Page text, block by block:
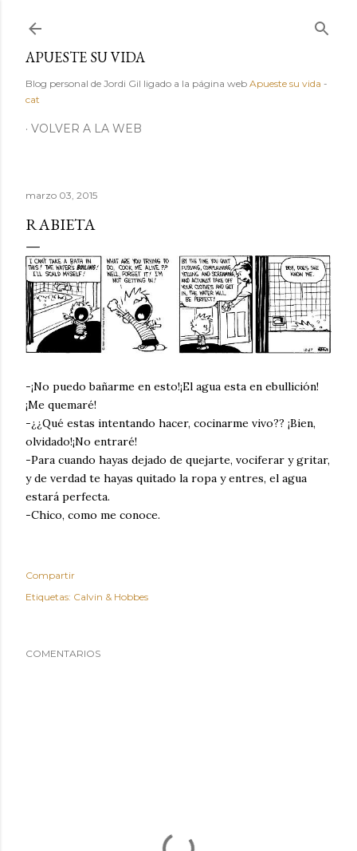
APUESTE SU VIDA
Blog personal de Jordi Gil ligado a la página web Apueste su vida -
cat
VOLVER A LA WEB
marzo 03, 2015
RABIETA
-¡No puedo bañarme en esto!¡El agua esta en ebullición!
¡Me quemaré!
-¿¿Qué estas intentando hacer, cocinarme vivo?? ¡Bien,
olvidado!¡No entraré!
-Para cuando hayas dejado de quejarte, vociferar y gritar,
y de verdad te hayas quitado la ropa y entres, el agua
estará perfecta.
-Chico, como me conoce.
Compartir
Etiquetas: Calvin & Hobbes
COMENTARIOS